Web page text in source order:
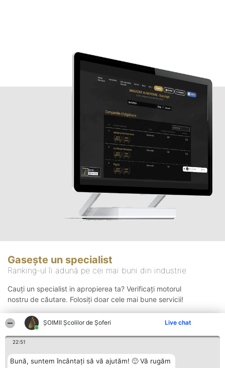
ŞOIMII Școlilor de Șoferi Live chat
22:51
Bună, suntem încântați să vă ajutăm! 🙂 Vă rugăm
Gasește un specialist
Ranking-ul îi adună pe cei mai buni din industrie
Cauți un specialist in apropierea ta? Verificați motorul
nostru de căutare. Folosiți doar cele mai bune servicii!